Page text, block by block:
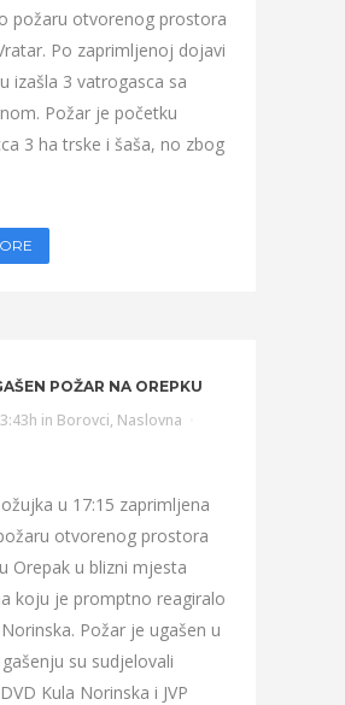
požaru otvorenog prostora
Po zaprimljenoj dojavi
izašla 3 vatrogasca sa
Požar je početku
3 ha trske i šaša, no zbog
POŽAR NA OREPKU
in Borovci, Naslovna
u 17:15 zaprimljena
otvorenog prostora
Orepak u blizni mjesta
koju je promptno reagiralo
Požar je ugašen u
su sudjelovali
Kula Norinska i JVP